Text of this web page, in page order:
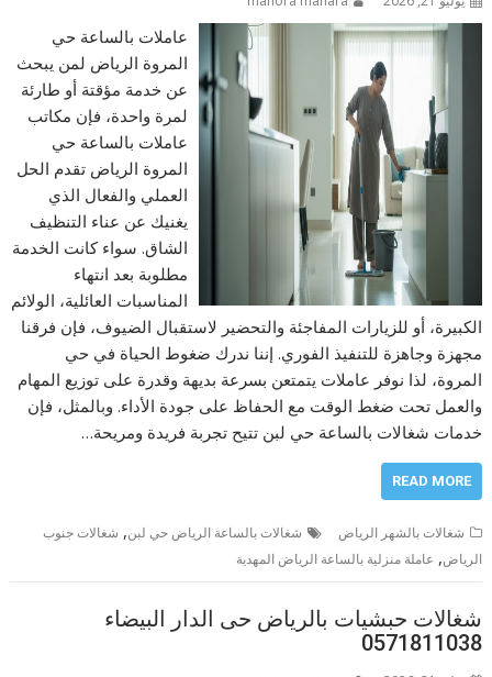
عاملات بالساعة حي
المروة الرياض لمن يبحث
عن خدمة مؤقتة أو طارئة
لمرة واحدة، فإن مكاتب
عاملات بالساعة حي
المروة الرياض تقدم الحل
العملي والفعال الذي
يغنيك عن عناء التنظيف
الشاق. سواء كانت الخدمة
مطلوبة بعد انتهاء
المناسبات العائلية، الولائم
الكبيرة، أو للزيارات المفاجئة والتحضير لاستقبال الضيوف، فإن فرقنا
مجهزة وجاهزة للتنفيذ الفوري. إننا ندرك ضغوط الحياة في حي
المروة، لذا نوفر عاملات يتمتعن بسرعة بديهة وقدرة على توزيع المهام
والعمل تحت ضغط الوقت مع الحفاظ على جودة الأداء. وبالمثل، فإن
خدمات شغالات بالساعة حي لبن تتيح تجربة فريدة ومريحة…
READ MORE
شغالات بالشهر الرياض شغالات بالساعة الرياض حي لبن, شغالات جنوب
الرياض, عاملة منزلية بالساعة الرياض المهدية
شغالات حبشيات بالرياض حى الدار البيضاء
0571811038